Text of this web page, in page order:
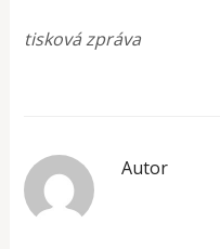
tisková zpráva
Autor